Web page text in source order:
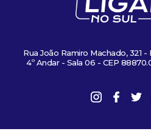
Rua João Ramiro Machado, 321
4º Andar - Sala 06 - CEP